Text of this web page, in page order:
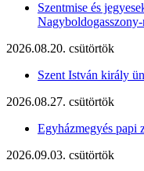
Szentmise és
2026.08.20. csütörtök
Szent István király
2026.08.27. csütörtök
Egyházmegyés papi
2026.09.03. csütörtök